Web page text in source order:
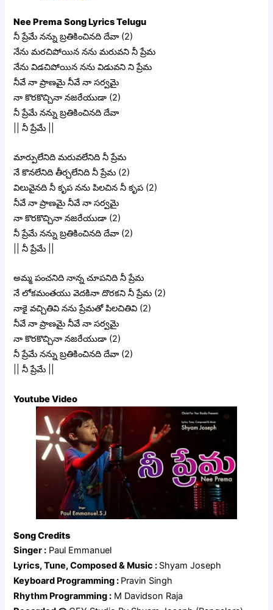
Nee Prema Song Lyrics Telugu
నీ ప్రేమే నన్ను బ్రతికించినది దేవా (2)
నేను మరచిపోయిన నను మరువని నీ ప్రేమ
నేను విడచిపోయిన నను విడువని ని ప్రేమ
నీవే నా ప్రాణమై నీవే నా సర్వమై
నా కొరకొచ్చినా నజరేయుడా (2)
నీ ప్రేమే నన్ను బ్రతికించినది దేవా
|| నీ ప్రేమే ||
మార్పులేనిది మరువలేనిది నీ ప్రేమ
నే కొనలేనిది తీర్చలేనిది నీ ప్రేమ (2)
విలువైనది నీ కృప నను పిలచిన నీ కృప (2)
నీవే నా ప్రాణమై నీవే నా సర్వమై
నా కొరకొచ్చినా నజరేయుడా (2)
నీ ప్రేమే నన్ను బ్రతికించినది దేవా (2)
|| నీ ప్రేమే ||
అమ్మ పంచనిది నాన్న చూపనిది నీ ప్రేమ
నే లోకమంతయు వెదకినా దొరకని నీ ప్రేమ (2)
నాకై వచ్చితివి నను ప్రేమతో పిలచితివి (2)
నీవే నా ప్రాణమై నీవే నా సర్వమై
నా కొరకొచ్చినా నజరేయుడా (2)
నీ ప్రేమే నన్ను బ్రతికించినది దేవా (2)
|| నీ ప్రేమే ||
Youtube Video
Song Credits
Singer : Paul Emmanuel
Lyrics, Tune, Composed & Music : Shyam Joseph
Keyboard Programming : Pravin Singh
Rhythm Programming : M Davidson Raja